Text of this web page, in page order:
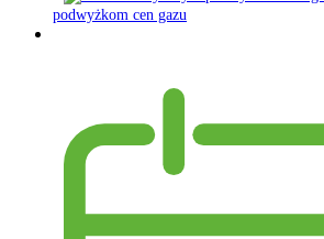
podwyżkom cen gazu